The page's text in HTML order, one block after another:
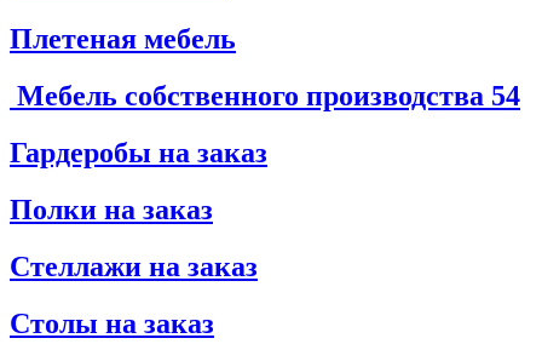
Плетеная мебель
Мебель собственного производства 54
Гардеробы на заказ
Полки на заказ
Стеллажи на заказ
Столы на заказ